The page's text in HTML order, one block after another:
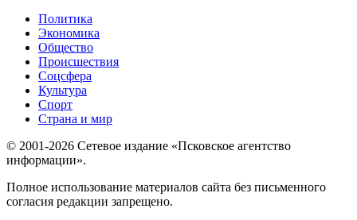
Политика
Экономика
Общество
Происшествия
Соцсфера
Культура
Спорт
Страна и мир
© 2001-2026 Сетевое издание «Псковское агентство
информации».
Полное использование материалов сайта без письменного
согласия редакции запрещено.